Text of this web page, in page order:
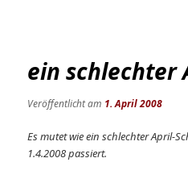
ein schlechter
Veröffentlicht am 1. April 2008
Es mutet wie ein schlechter April-
1.4.2008 passiert.